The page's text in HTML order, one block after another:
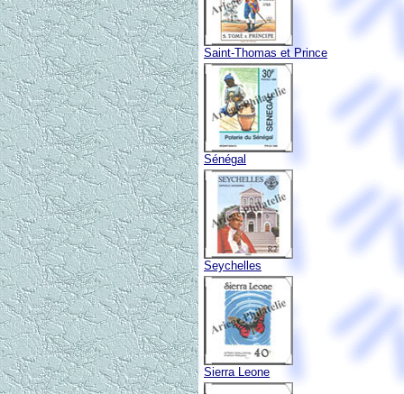
Saint-Thomas et Prince
Sénégal
Seychelles
Sierra Leone